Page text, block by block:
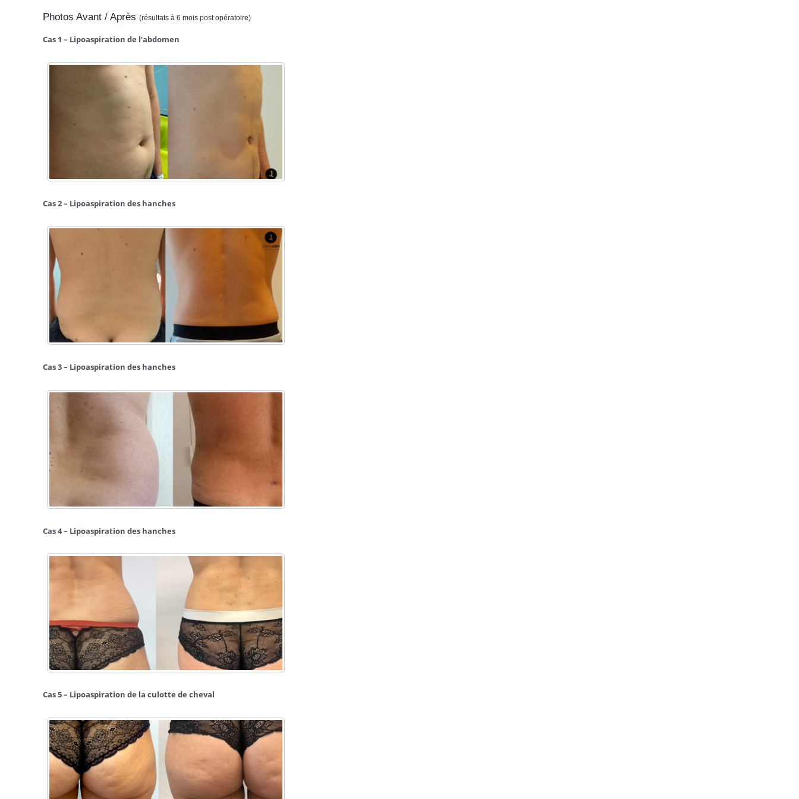
Photos Avant / Après (résultats à 6 mois post opératoire)
Cas 1 – Lipoaspiration de l’abdomen
Cas 2 – Lipoaspiration des hanches
Cas 3 – Lipoaspiration des hanches
Cas 4 – Lipoaspiration des hanches
Cas 5 – Lipoaspiration de la culotte de cheval